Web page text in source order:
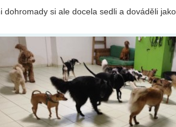
dohromady si ale docela sedli a dováděli